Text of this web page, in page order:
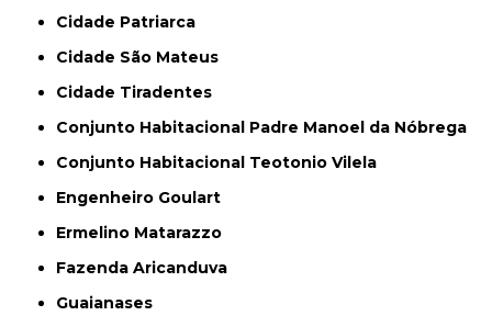
Cidade Patriarca
Cidade São Mateus
Cidade Tiradentes
Conjunto Habitacional Padre Manoel da Nóbrega
Conjunto Habitacional Teotonio Vilela
Engenheiro Goulart
Ermelino Matarazzo
Fazenda Aricanduva
Guaianases